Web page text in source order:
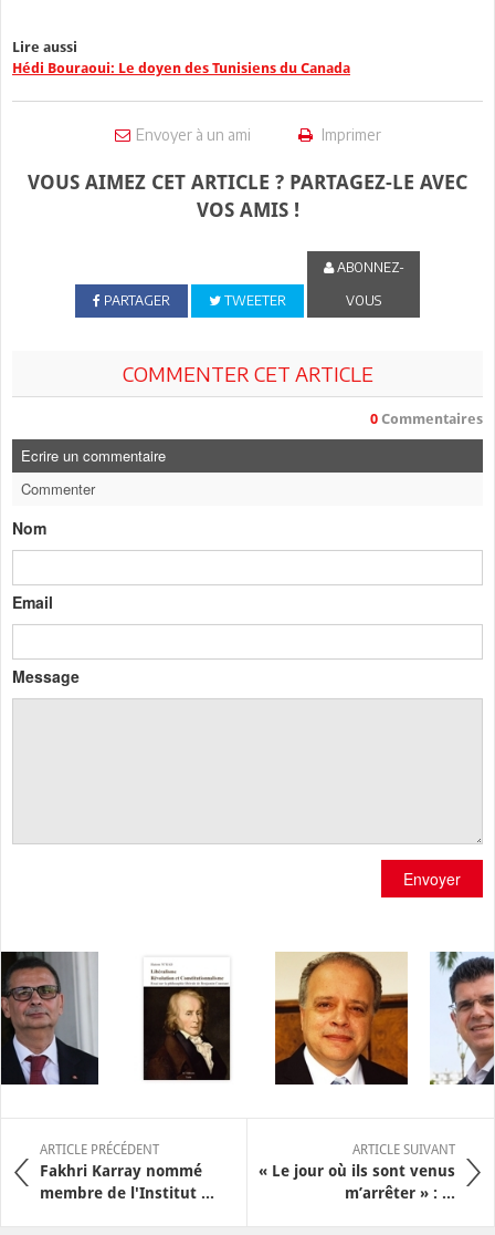
Lire aussi
Hédi Bouraoui: Le doyen des Tunisiens du Canada
Envoyer à un ami Imprimer
VOUS AIMEZ CET ARTICLE ? PARTAGEZ-LE AVEC
VOS AMIS !
PARTAGER TWEETER
ABONNEZ-
VOUS
COMMENTER CET ARTICLE
0 Commentaires
Ecrire un commentaire
Commenter
Nom
Email
Message
Envoyer
ARTICLE PRÉCÉDENT
Fakhri Karray nommé
membre de l'Institut ...
ARTICLE SUIVANT
« Le jour où ils sont venus
m’arrêter » : ...